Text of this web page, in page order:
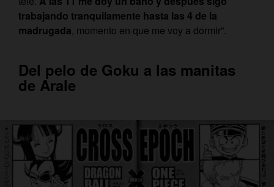
trabajando tranquilamente hasta las 4 de la
madrugada, momento en que me voy a dormir”.
Del pelo de Goku a las manitas
de Arale